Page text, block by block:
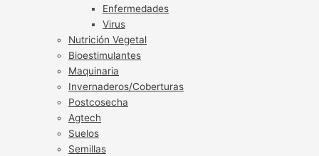
Enfermedades
Virus
Nutrición Vegetal
Bioestimulantes
Maquinaria
Invernaderos/Coberturas
Postcosecha
Agtech
Suelos
Semillas